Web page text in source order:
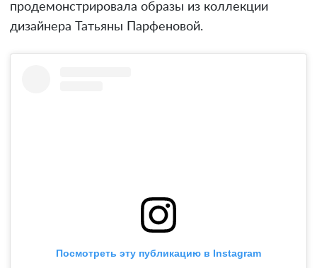
продемонстрировала образы из коллекции
дизайнера Татьяны Парфеновой.
Посмотреть эту публикацию в Instagram